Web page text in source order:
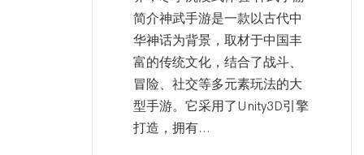
简介神武手游是一款以古代中
华神话为背景，取材于中国丰
富的传统文化，结合了战斗、
冒险、社交等多元素玩法的大
型手游。它采用了Unity3D引擎
打造，拥有...